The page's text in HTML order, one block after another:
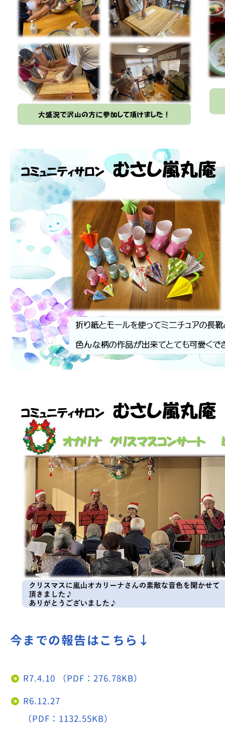
今までの報告はこちら↓
R7.4.10 （PDF：276.78KB）
R6.12.27
（PDF：1132.55KB）